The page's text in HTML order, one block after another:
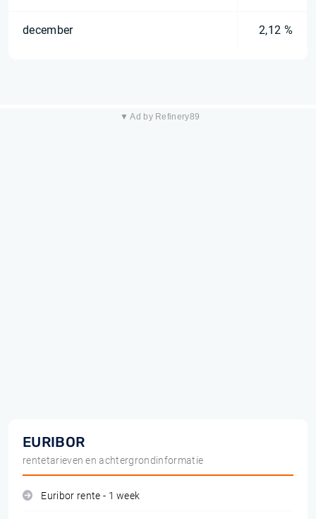
december 2,12 %
▼ Ad by Refinery89
EURIBOR
rentetarieven en achtergrondinformatie
Euribor rente - 1 week